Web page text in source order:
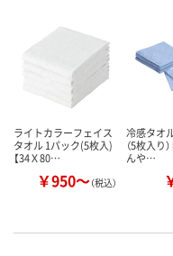
ライトカラーフェイス
タオル 1パック(5枚入)
【34Ｘ80…
￥950～（税込）
冷感タオ
（5枚入り
んや…